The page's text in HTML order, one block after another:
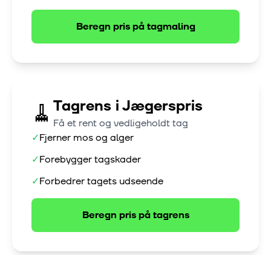
Beregn pris påtagmaling
🧹 Tagrens iJægerspris
Få et rent og vedligeholdt tag
✓Fjerner mos og alger
✓Forebygger tagskader
✓Forbedrer tagets udseende
Beregn pris påtagrens